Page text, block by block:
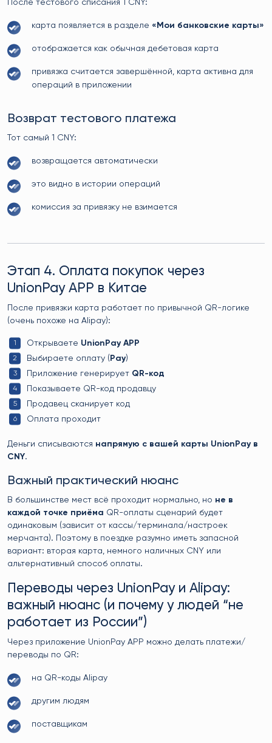
После тестового списания 1 CNY:
карта появляется в разделе «Мои банковские карты»
отображается как обычная дебетовая карта
привязка считается завершённой, карта активна для
операций в приложении
Возврат тестового платежа
Тот самый 1 CNY:
возвращается автоматически
это видно в истории операций
комиссия за привязку не взимается
Этап 4. Оплата покупок через
UnionPay APP в Китае
После привязки карта работает по привычной QR-логике
(очень похоже на Alipay):
Открываете UnionPay APP
Выбираете оплату ( Pay)
Приложение генерирует QR-код
Показываете QR-код продавцу
Продавец сканирует код
Оплата проходит
Деньги списываются напрямую с вашей карты UnionPay в
CNY.
Важный практический нюанс
В большинстве мест всё проходит нормально, но не в
каждой точке приёма QR-оплаты сценарий будет
одинаковым (зависит от кассы/терминала/настроек
мерчанта). Поэтому в поездке разумно иметь запасной
вариант: вторая карта, немного наличных CNY или
альтернативный способ оплаты.
Переводы через UnionPay и Alipay:
важный нюанс (и почему у людей “не
работает из России”)
Через приложение UnionPay APP можно делать платежи/
переводы по QR:
на QR-коды Alipay
другим людям
поставщикам